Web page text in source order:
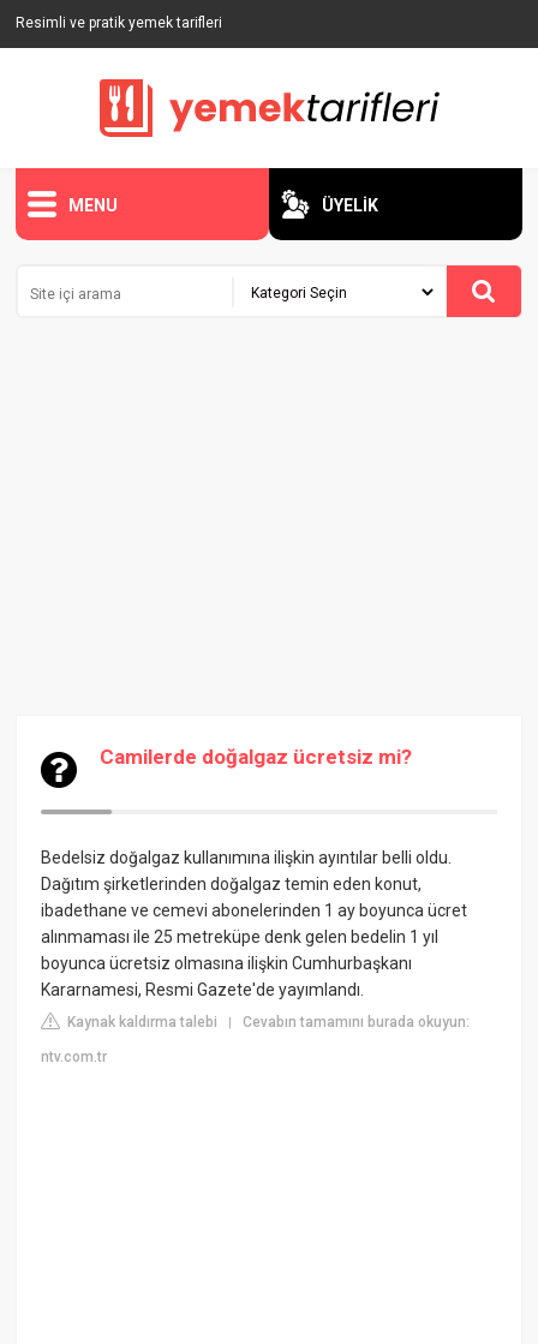
Resimli ve pratik yemek tarifleri
MENU ÜYELİK
Camilerde doğalgaz ücretsiz mi?
Bedelsiz doğalgaz kullanımına ilişkin ayıntılar belli oldu.
Dağıtım şirketlerinden doğalgaz temin eden konut,
ibadethane ve cemevi abonelerinden 1 ay boyunca ücret
alınmaması ile 25 metreküpe denk gelen bedelin 1 yıl
boyunca ücretsiz olmasına ilişkin Cumhurbaşkanı
Kararnamesi, Resmi Gazete'de yayımlandı.
Kaynak kaldırma talebi |Cevabın tamamını burada okuyun:
ntv.com.tr